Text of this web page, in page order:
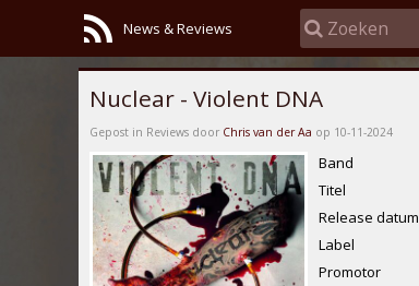
News & Reviews
Nuclear - Violent DNA
Gepost in Reviews door Chris van der Aa op 10-11-2024
Band
Titel
Release datum
Label
Promotor